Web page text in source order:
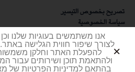
تصريح بخصوص التيسير
سياسة الخصوصية
شهادة أمن المعلومات
مطلوب
אנו משתמשים בעוגיות שלנו
לצורך שיפור חווית הגלישה באתר.
להפעלת האתר וחלקן משמשות
ולהתאמת תוכן ושירותים עבור
בהתאם למדיניות הפרטיות של